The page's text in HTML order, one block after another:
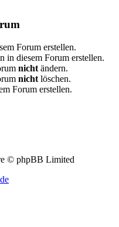
Forum erstellen.
in diesem Forum erstellen.
nicht ändern.
nicht löschen.
Forum erstellen.
© phpBB Limited